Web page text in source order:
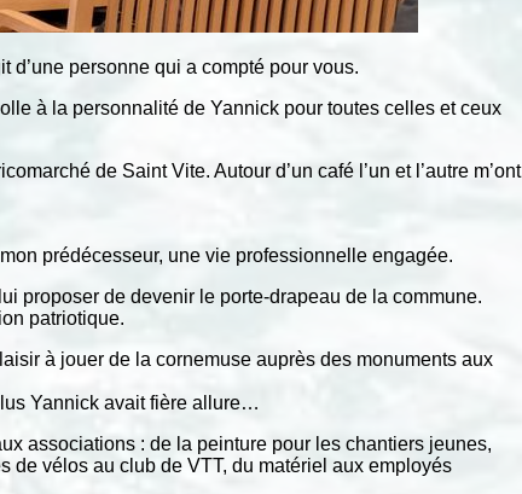
d’une personne qui a compté pour vous.
à la personnalité de Yannick pour toutes celles et ceux
de Saint Vite. Autour d’un café l’un et l’autre m’ont
prédécesseur, une vie professionnelle engagée.
proposer de devenir le porte-drapeau de la commune.
patriotique.
à jouer de la cornemuse auprès des monuments aux
Yannick avait fière allure…
associations : de la peinture pour les chantiers jeunes,
de vélos au club de VTT, du matériel aux employés